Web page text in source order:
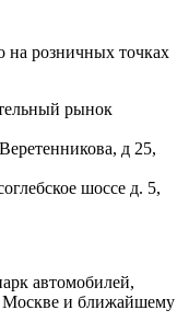
на розничных точках
рынок
д 25,
шоссе д. 5,
автомобилей,
Москве и ближайшему